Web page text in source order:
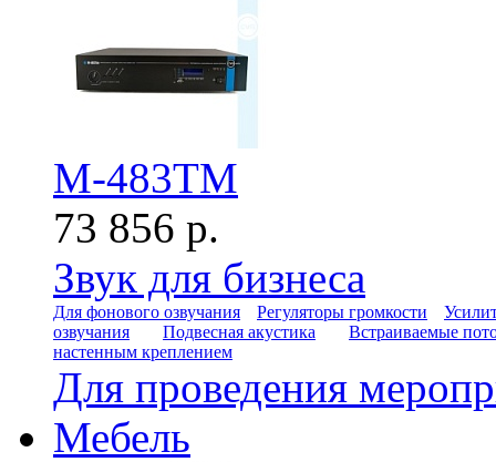
M-483TM
73 856 р.
Звук для бизнеса
Для фонового озвучания Регуляторы громкости
озвучания
Подвесная акустика
Встраиваемые
настенным креплением
Для проведения
Мебель